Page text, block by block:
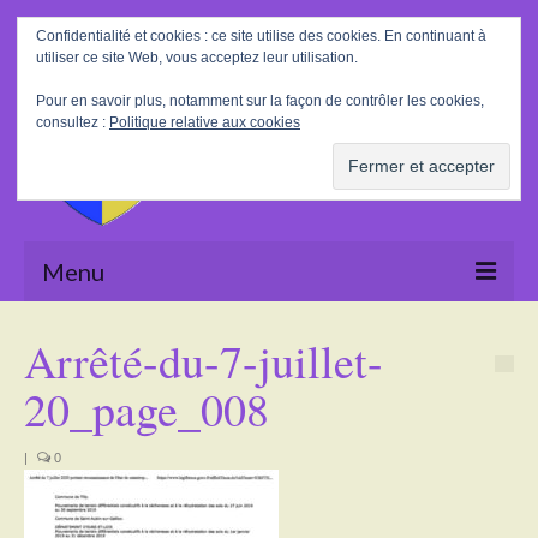
Rechercher
:
Menu
La Mairie
Le village
Tourisme
Arrêté-du-7-juillet-
20_page_008
| 0
Confidentialité et cookies : ce site utilise des cookies. En continuant à
utiliser ce site Web, vous acceptez leur utilisation.
Pour en savoir plus, notamment sur la façon de contrôler les cookies,
consultez : Politique relative aux cookies